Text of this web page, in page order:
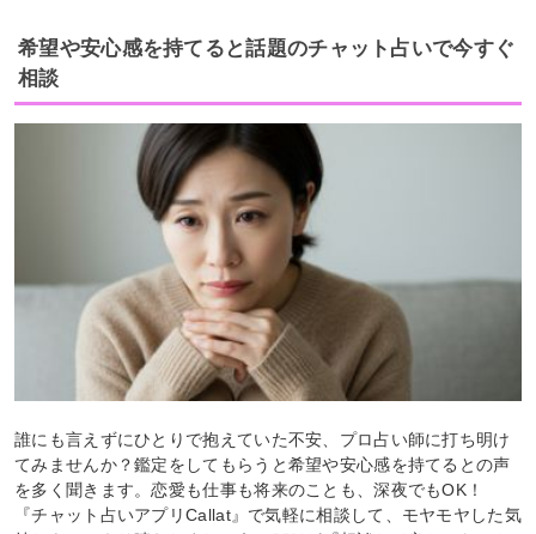
希望や安心感を持てると話題のチャット占いで今すぐ
相談
誰にも言えずにひとりで抱えていた不安、プロ占い師に打ち明け
てみませんか？鑑定をしてもらうと希望や安心感を持てるとの声
を多く聞きます。恋愛も仕事も将来のことも、深夜でもOK！
『チャット占いアプリCallat』で気軽に相談して、モヤモヤした気